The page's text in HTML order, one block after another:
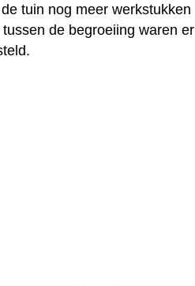
tuin nog meer werkstukken
de begroeiing waren er